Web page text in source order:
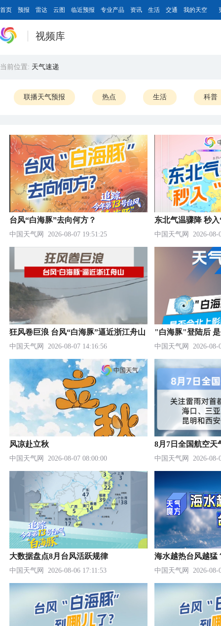
首页 预报 雷达 云图 临近预报 专业产品 资讯 生活 交通 我的天空
视频库
当前位置: 天气速递
联播天气预报 热点 生活 科普
台风“白海豚”去向何方？
中国天气网 2026-08-07 19:51:25
东北气温骤降 秒入
中国天气网 2026-08-
狂风卷巨浪 台风“白海豚”逼近浙江舟山
中国天气网 2026-08-07 14:16:56 中国天气网 2026-08-
风凉赴立秋
中国天气网 2026-08-07 08:00:00
8月7日全国航空天
中国天气网 2026-08-
大数据盘点8月台风活跃规律
中国天气网 2026-08-06 17:11:53
海水越热台风越猛
中国天气网 2026-08-